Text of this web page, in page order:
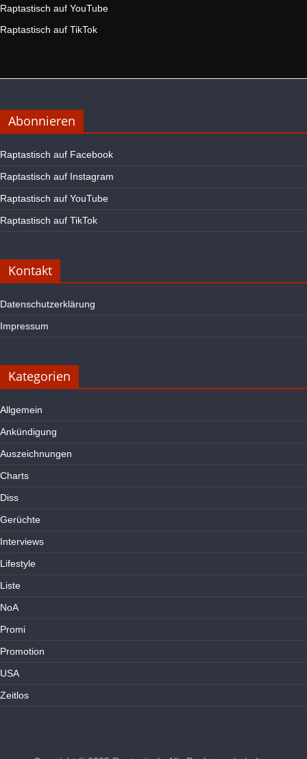
Raptastisch auf YouTube
Raptastisch auf TikTok
Abonnieren
Raptastisch auf Facebook
Raptastisch auf Instagram
Raptastisch auf YouTube
Raptastisch auf TikTok
Kontakt
Datenschutzerklärung
Impressum
Kategorien
Allgemein
Ankündigung
Auszeichnungen
Charts
Diss
Gerüchte
Interviews
Lifestyle
Liste
NoA
Promi
Promotion
USA
Zeitlos